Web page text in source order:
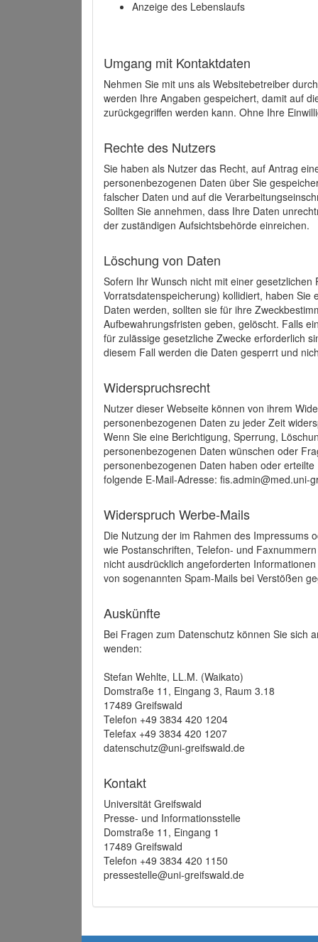
Anzeige des Lebenslaufs
Umgang mit Kontaktdaten
Nehmen Sie mit uns als Websitebetreiber
werden Ihre Angaben gespeichert, damit auf
zurückgegriffen werden kann. Ohne Ihre
Rechte des Nutzers
Sie haben als Nutzer das Recht, auf Antrag
personenbezogenen Daten über Sie
falscher Daten und auf die
Sollten Sie annehmen, dass Ihre Daten
der zuständigen Aufsichtsbehörde einreichen.
Löschung von Daten
Sofern Ihr Wunsch nicht mit einer
Vorratsdatenspeicherung) kollidiert, haben
Daten werden, sollten sie für ihre
Aufbewahrungsfristen geben, gelöscht. Falls
für zulässige gesetzliche Zwecke erforderlich
diesem Fall werden die Daten gesperrt und
Widerspruchsrecht
Nutzer dieser Webseite können von ihrem
personenbezogenen Daten zu jeder Zeit
Wenn Sie eine Berichtigung, Sperrung,
personenbezogenen Daten wünschen oder
personenbezogenen Daten haben oder
folgende E-Mail-Adresse: fis.admin@med.uni-
Widerspruch Werbe-Mails
Die Nutzung der im Rahmen des Impressums
wie Postanschriften, Telefon- und
nicht ausdrücklich angeforderten
von sogenannten Spam-Mails bei Verstößen
Auskünfte
Bei Fragen zum Datenschutz können Sie sich
wenden:
Stefan Wehlte, LL.M. (Waikato)
Domstraße 11, Eingang 3, Raum 3.18
17489 Greifswald
Telefon +49 3834 420 1204
Telefax +49 3834 420 1207
datenschutz@uni-greifswald.de
Kontakt
Universität Greifswald
Presse- und Informationsstelle
Domstraße 11, Eingang 1
17489 Greifswald
Telefon +49 3834 420 1150
pressestelle@uni-greifswald.de